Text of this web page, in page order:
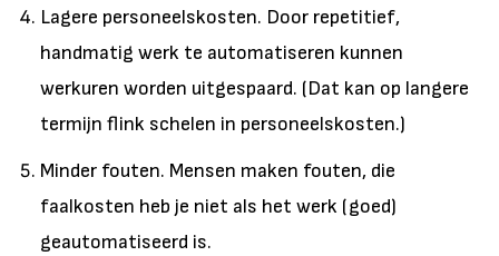
Lagere personeelskosten. Door repetitief,
handmatig werk te automatiseren kunnen
werkuren worden uitgespaard. (Dat kan op langere
termijn flink schelen in personeelskosten.)
Minder fouten. Mensen maken fouten, die
faalkosten heb je niet als het werk (goed)
geautomatiseerd is.